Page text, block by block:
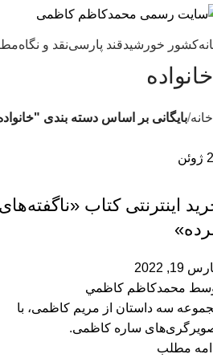
کشور خورشیدقند پارسینقد و نگاه
خانواده
خانه بایگانی بر اساس دسته بندی
ژوئن
اینترنتی کتاب
19, 2022
محمدكاظم كاظمي
سه داستان از مریم کاظمی، با
ساره کاظمی.
مطلب